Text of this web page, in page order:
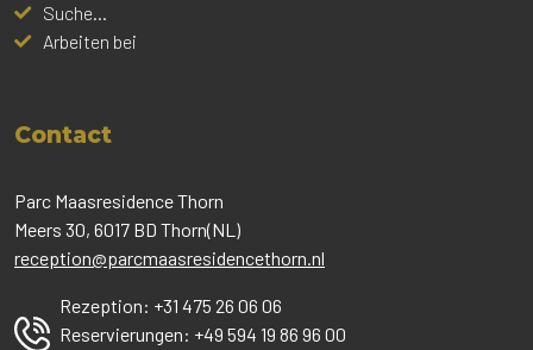
Suche...
Arbeiten bei
Contact
Parc Maasresidence Thorn
Meers 30, 6017 BD Thorn(NL)
reception@parcmaasresidencethorn.nl
Rezeption: +31 475 26 06 06
Reservierungen: +49 594 19 86 96 00